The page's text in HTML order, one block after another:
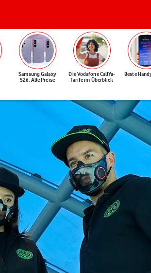
Samsung Galaxy
S26: Alle Preise
Die Vodafone CallYa-
Tarife im Überblick
Beste